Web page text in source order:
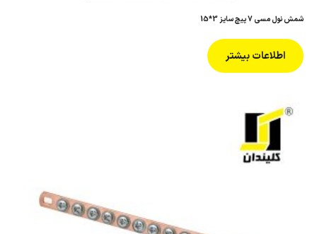
شمش نول مسی 7 پیچ سایز 3*15
اطلاعات بیشتر